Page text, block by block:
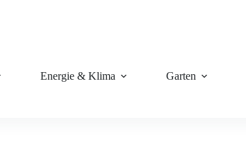
Energie & Klima Garten